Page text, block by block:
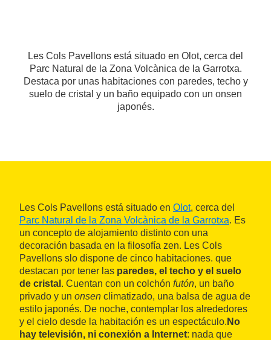
Les Cols Pavellons está situado en Olot, cerca del
Parc Natural de la Zona Volcànica de la Garrotxa.
Destaca por unas habitaciones con paredes, techo y
suelo de cristal y un baño equipado con un onsen
japonés.
Les Cols Pavellons está situado en Olot, cerca del
Parc Natural de la Zona Volcànica de la Garrotxa. Es
un concepto de alojamiento distinto con una
decoración basada en la filosofía zen. Les Cols
Pavellons slo dispone de cinco habitaciones. que
destacan por tener las paredes, el techo y el suelo
de cristal . Cuentan con un colchón futón, un baño
privado y un onsen climatizado, una balsa de agua de
estilo japonés. De noche, contemplar los alrededores
y el cielo desde la habitación es un espectáculo. No
hay televisión, ni conexión a Internet: nada que